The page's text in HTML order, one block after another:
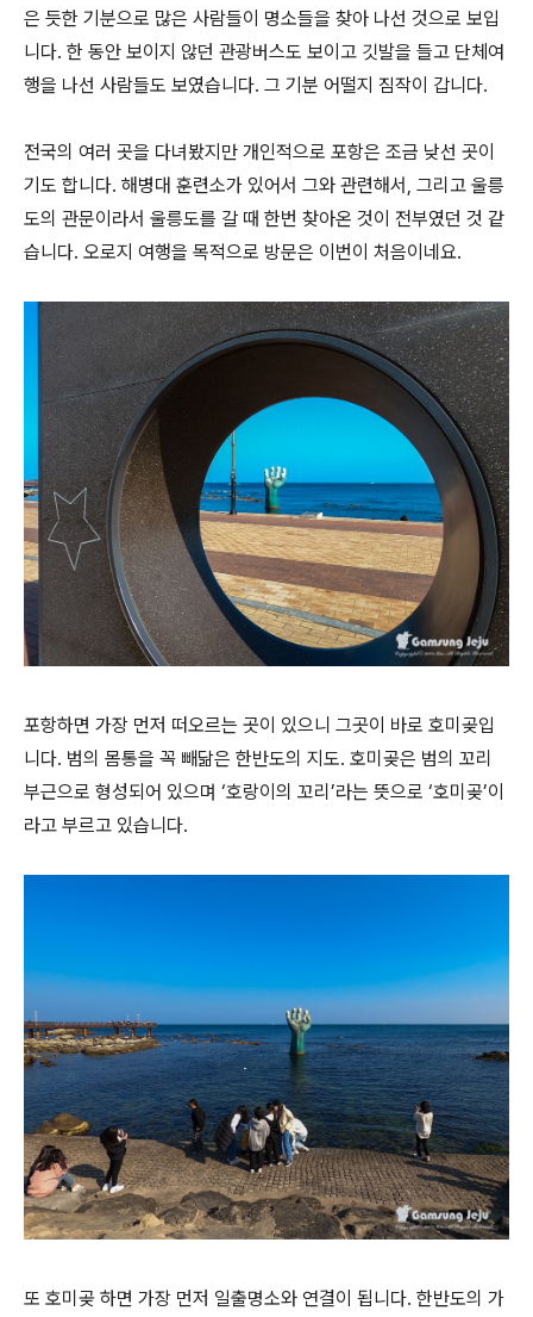
은 듯한 기분으로 많은 사람들이 명소들을 찾아 나선 것으로 보입
니다. 한 동안 보이지 않던 관광버스도 보이고 깃발을 들고 단체여
행을 나선 사람들도 보였습니다. 그 기분 어떨지 짐작이 갑니다.
전국의 여러 곳을 다녀봤지만 개인적으로 포항은 조금 낮선 곳이
기도 합니다. 해병대 훈련소가 있어서 그와 관련해서, 그리고 울릉
도의 관문이라서 울릉도를 갈 때 한번 찾아온 것이 전부였던 것 같
습니다. 오로지 여행을 목적으로 방문은 이번이 처음이네요.
포항하면 가장 먼저 떠오르는 곳이 있으니 그곳이 바로 호미곶입
니다. 범의 몸통을 꼭 빼닮은 한반도의 지도. 호미곶은 범의 꼬리
부근으로 형성되어 있으며 ‘호랑이의 꼬리’라는 뜻으로 ‘호미곶’이
라고 부르고 있습니다.
또 호미곶 하면 가장 먼저 일출명소와 연결이 됩니다. 한반도의 가